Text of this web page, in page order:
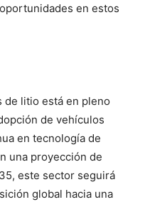
en estos
de litio está en pleno
de vehículos
en tecnología de
una proyección de
este sector seguirá
global hacia una